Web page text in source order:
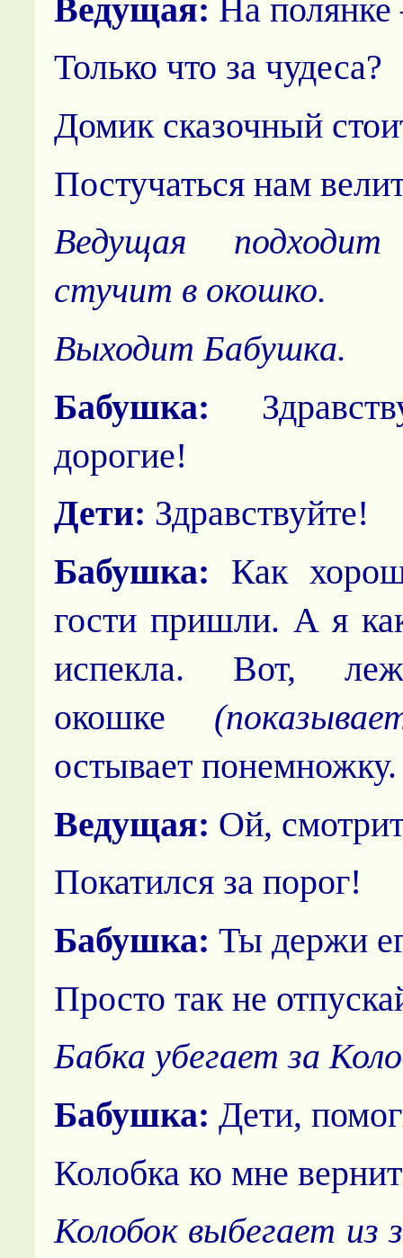
Ведущая: На
Только что за чудеса?
Домик сказочный
Постучаться нам
Ведущая
стучит в окошко.
Выходит Бабушка.
Бабушка:
дорогие!
Дети: Здравствуйте!
Бабушка: Как
гости пришли. А я
испекла. Вот,
окошке
остывает понемножку.
Ведущая: Ой,
Покатился за порог!
Бабушка: Ты держи
Просто так не
Бабка убегает за
Бабушка: Дети,
Колобка ко мне
Колобок выбегает из